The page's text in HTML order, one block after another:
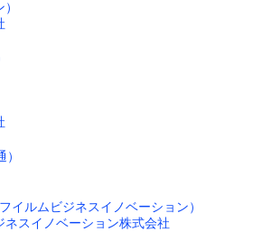
イルムビジネスイノベーション）
ネスイノベーション株式会社